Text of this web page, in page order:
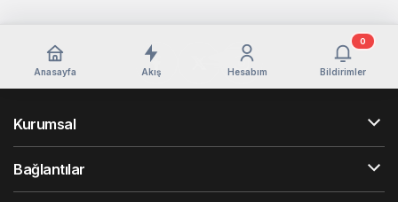
Anasayfa Akış Hesabım Bildirimler
0
Kurumsal
Bağlantılar